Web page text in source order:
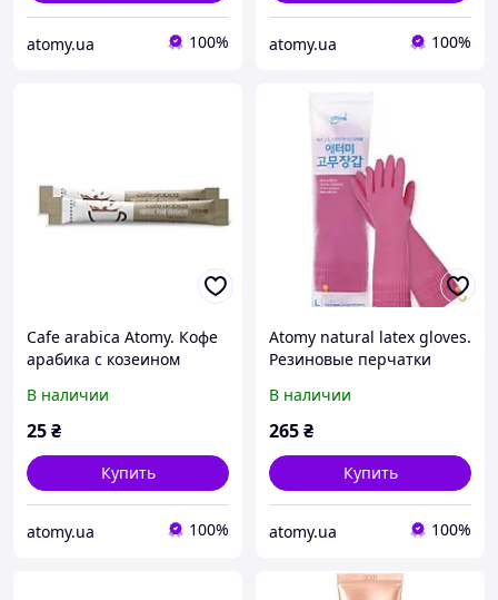
atomy.ua 100% atomy.ua 100%
Cafe arabica Atomy. Кофе
арабика с козеином
Южная Корея
В наличии
25₴
Купить
atomy.ua 100%
Atomy natural latex gloves.
Резиновые перчатки
Южная Корея
В наличии
265₴
Купить
atomy.ua 100%